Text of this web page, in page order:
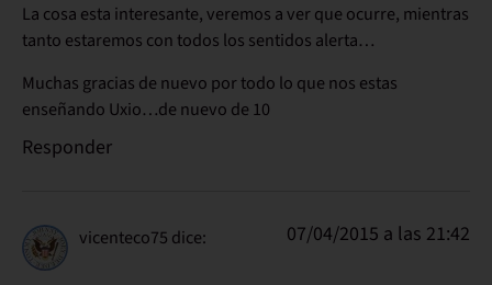
La cosa esta interesante, veremos a ver que ocurre, mientras
tanto estaremos con todos los sentidos alerta…
Muchas gracias de nuevo por todo lo que nos estas
enseñando Uxio…de nuevo de 10
Responder
vicenteco75 dice: 07/04/2015 a las 21:42